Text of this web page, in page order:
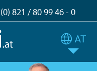
821 / 80 99 46 - 0